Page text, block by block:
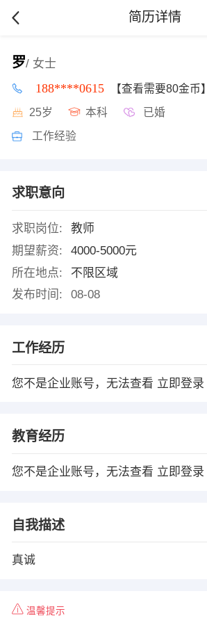
简历详情
罗/ 女士
188****0615 【查看需要80金币】
25岁 本科 已婚
工作经验
求职意向
求职岗位:
教师
期望薪资:
4000-5000元
所在地点:
不限区域
发布时间:
08-08
工作经历
您不是企业账号，无法查看 立即登录
教育经历
您不是企业账号，无法查看 立即登录
自我描述
真诚
温馨提示